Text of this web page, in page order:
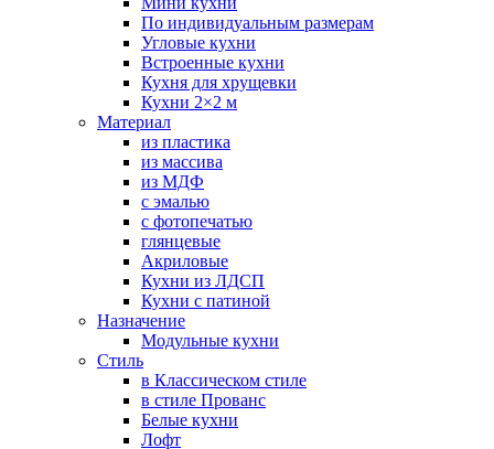
По индивидуальным размерам
Угловые кухни
Встроенные кухни
Кухня для хрущевки
Кухни 2×2 м
Материал
из пластика
из массива
из МДФ
с эмалью
с фотопечатью
глянцевые
Акриловые
Кухни из ЛДСП
Кухни с патиной
Назначение
Модульные кухни
Стиль
в Классическом стиле
в стиле Прованс
Белые кухни
Лофт